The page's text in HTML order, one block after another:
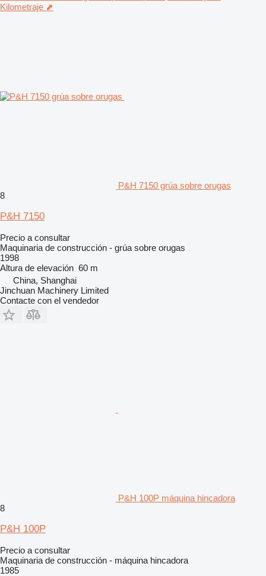
Kilometraje ⬈
P&H 7150 grúa sobre orugas
8
P&H 7150
Precio a consultar
Maquinaria de construcción - grúa sobre orugas
1998
Altura de elevación 60 m
China, Shanghai
Jinchuan Machinery Limited
Contacte con el vendedor
P&H 100P máquina hincadora
8
P&H 100P
Precio a consultar
Maquinaria de construcción - máquina hincadora
1985